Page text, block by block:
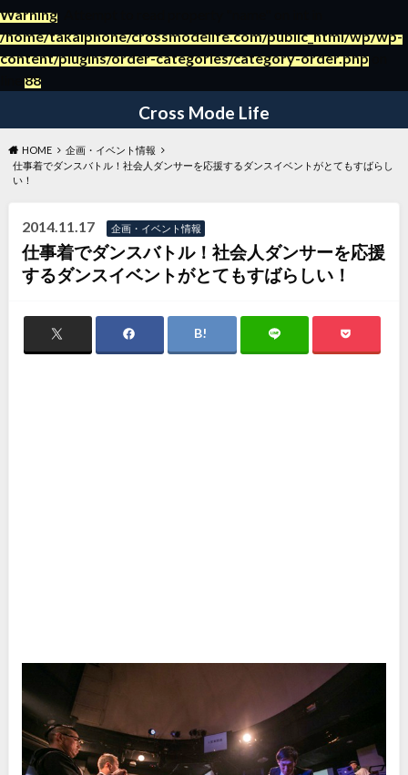
Warning
/home/takaiphone/crossmodelife.com/public_html/wp/wp-
content/plugins/order-categories/category-order.php
88
～日々の暮らしの役立つ情報ブログ～
Cross Mode Life
HOME
企画・イベント情報
仕事着でダンスバトル！社会人ダンサーを応援するダンスイベントがとてもすばらし
い！
2014.11.17 企画・イベント情報
仕事着でダンスバトル！社会人ダンサーを応援
するダンスイベントがとてもすばらしい！